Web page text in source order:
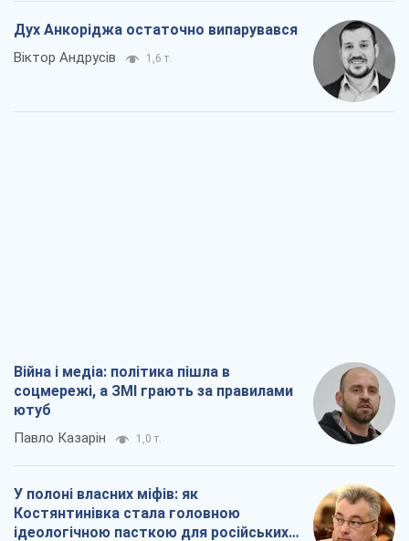
Дух Анкоріджа остаточно випарувався
Віктор Андрусів 1,6 т.
Війна і медіа: політика пішла в
соцмережі, а ЗМІ грають за правилами
ютуб
Павло Казарін 1,0 т.
У полоні власних міфів: як
Костянтинівка стала головною
ідеологічною пасткою для російських